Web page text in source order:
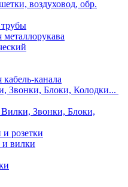
воздуховод, обр.
канала
Звонки, Блоки, Колодки...
Звонки, Блоки,
розетки
и вилки